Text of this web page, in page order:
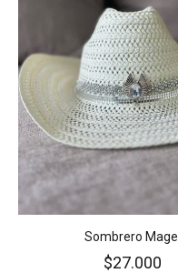
Sombrero Magel
$27.000